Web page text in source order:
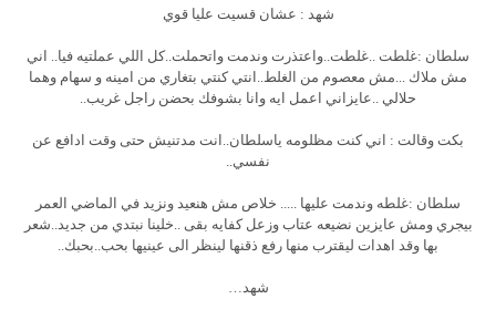
شهد : عشان قسيت عليا قوي
سلطان :غلطت ..غلطت..واعتذرت وندمت واتحملت..كل اللي عملتيه فيا.. اني
مش ملاك ...مش معصوم من الغلط..انتي كنتي بتغاري من امينه و سهام وهما
حلالي ..عايزاني اعمل ايه وانا بشوفك بحضن راجل غريب..
بكت وقالت : اني كنت مظلومه ياسلطان..انت مدتنيش حتى وقت ادافع عن
نفسي..
سلطان :غلطه وندمت عليها ..... خلاص مش هنعيد ونزيد في الماضي العمر
بيجري ومش عايزين نضيعه عتاب وزعل كفايه بقى ..خلينا نبتدي من جديد..شعر
بها وقد اهدات ليقترب منها رفع ذقنها لينظر الى عينيها بحب..بحبك..
شهد…